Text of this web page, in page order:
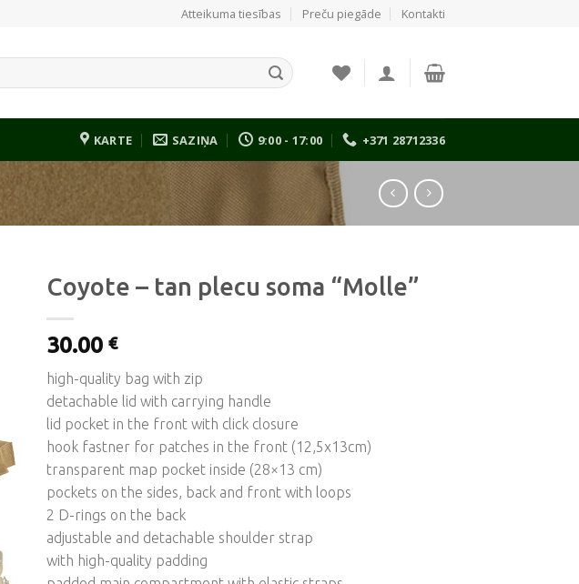
Atteikuma tiesības Preču piegāde Kontakti
KARTE SAZIŅA 9:00 - 17:00 +371 28712336
Coyote – tan plecu soma “Molle”
30.00€
high-quality bag with zip
detachable lid with carrying handle
lid pocket in the front with click closure
hook fastner for patches in the front (12,5x13cm)
transparent map pocket inside (28×13 cm)
pockets on the sides, back and front with loops
2 D-rings on the back
adjustable and detachable shoulder strap
with high-quality padding